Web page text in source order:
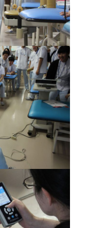
】
後5時